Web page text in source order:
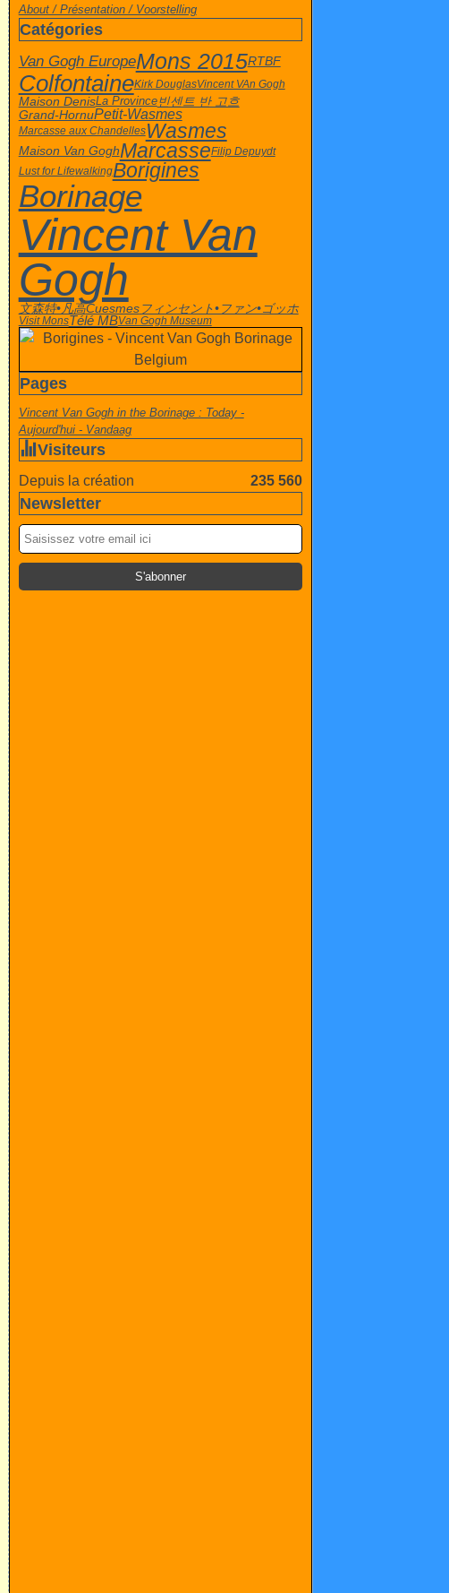
About / Présentation / Voorstelling
Catégories
Van Gogh EuropeMons 2015RTBF
ColfontaineKirk DouglasVincent VAn Gogh
Maison DenisLa Province빈센트 반 고흐
Grand-HornuPetit-Wasmes
Marcasse aux ChandellesWasmes
Maison Van GoghMarcasseFilip Depuydt
Lust for LifewalkingBorigines
Borinage
Vincent Van
Gogh
文森特•凡高Cuesmesフィンセント•ファン•ゴッホ
Visit MonsTélé MBVan Gogh Museum
Pages
Vincent Van Gogh in the Borinage : Today -
Aujourd'hui - Vandaag
Visiteurs
Depuis la création 235 560
Newsletter